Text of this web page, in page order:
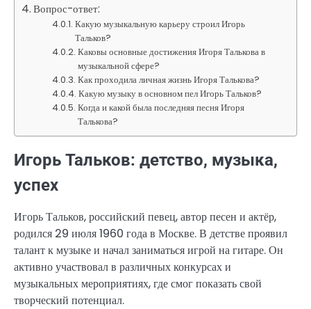
Вопрос-ответ:
Какую музыкальную карьеру строил Игорь
Тальков?
Каковы основные достижения Игоря Талькова в
музыкальной сфере?
Как проходила личная жизнь Игоря Талькова?
Какую музыку в основном пел Игорь Тальков?
Когда и какой была последняя песня Игоря
Талькова?
Игорь Тальков: детство, музыка,
успех
Игорь Тальков, российский певец, автор песен и актёр,
родился 29 июля 1960 года в Москве. В детстве проявил
талант к музыке и начал заниматься игрой на гитаре. Он
активно участвовал в различных конкурсах и
музыкальных мероприятиях, где смог показать свой
творческий потенциал.